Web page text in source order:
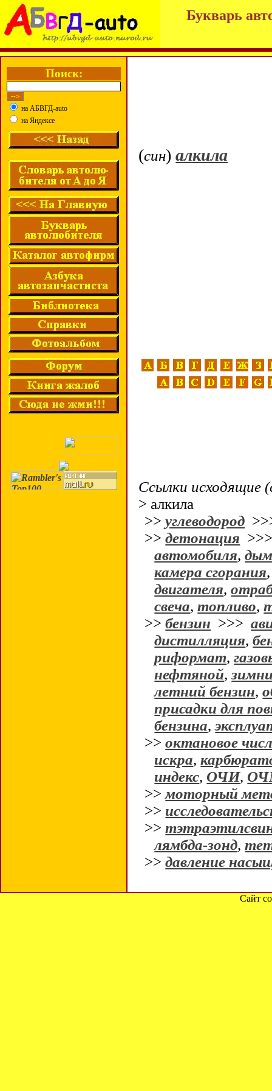
Букварь
Поиск:
на АБВГД-auto
на Яндексе
(син)алкила
Ссылки исходящие
> алкила
>>углеводород
>>детонация
автомобиля,
камера сгорания
двигателя,
свеча,топливо,
>>бензин >>>
дистилляция,
риформат,
нефтяной,
летний бензин,
присадки для
бензина,
>>октановое
искра,
индекс, ОЧИ,
>>моторный
>>
>>
лямбда-зонд,
>>давление
Сайт